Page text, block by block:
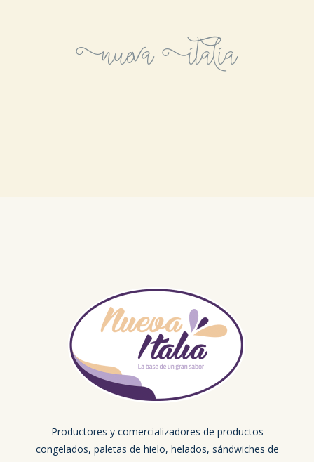
Nueva Italia
Productores y comercializadores de productos
congelados, paletas de hielo, helados, sándwiches de